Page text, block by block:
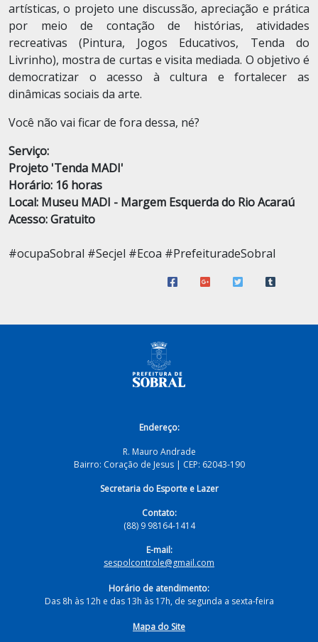
artísticas, o projeto une discussão, apreciação e prática
por meio de contação de histórias, atividades
recreativas (Pintura, Jogos Educativos, Tenda do
Livrinho), mostra de curtas e visita mediada. O objetivo é
democratizar o acesso à cultura e fortalecer as
dinâmicas sociais da arte.
Você não vai ficar de fora dessa, né?
Serviço:
Projeto 'Tenda MADI'
Horário: 16 horas
Local: Museu MADI - Margem Esquerda do Rio Acaraú
Acesso: Gratuito
#ocupaSobral #Secjel #Ecoa #PrefeituradeSobral
Endereço:
R. Mauro Andrade
Bairro: Coração de Jesus | CEP: 62043-190
Secretaria do Esporte e Lazer
Contato:
(88) 9 98164-1414
E-mail:
sespolcontrole@gmail.com
Horário de atendimento:
Das 8h às 12h e das 13h às 17h, de segunda a sexta-feira
Mapa do Site